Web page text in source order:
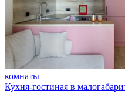
комнаты
Кухня-гостиная в